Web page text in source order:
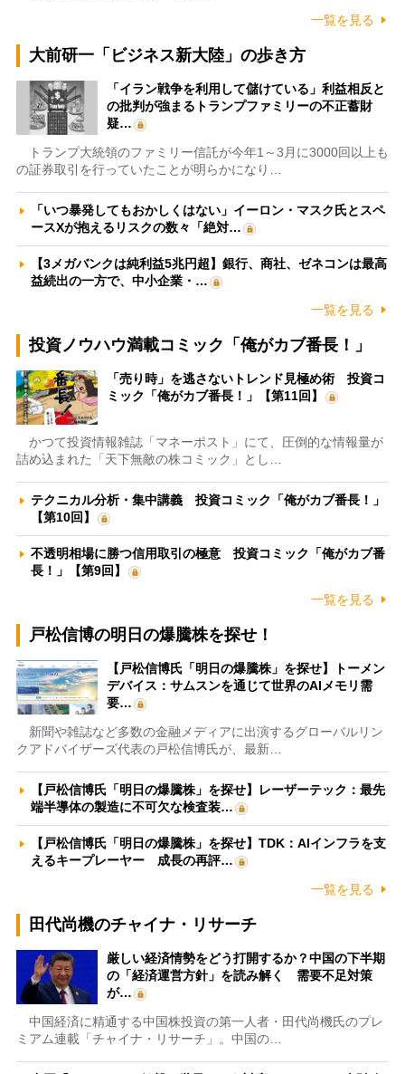
一覧を見る
大前研一「ビジネス新大陸」の歩き方
「イラン戦争を利用して儲けている」利益相反と
の批判が強まるトランプファミリーの不正蓄財
疑…
トランプ大統領のファミリー信託が今年1～3月に3000回以上も
の証券取引を行っていたことが明らかになり…
「いつ暴発してもおかしくはない」イーロン・マスク氏とスペ
ースXが抱えるリスクの数々「絶対…
【3メガバンクは純利益5兆円超】銀行、商社、ゼネコンは最高
益続出の一方で、中小企業・…
一覧を見る
投資ノウハウ満載コミック「俺がカブ番長！」
「売り時」を逃さないトレンド見極め術 投資コ
ミック「俺がカブ番長！」【第11回】
かつて投資情報雑誌「マネーポスト」にて、圧倒的な情報量が
詰め込まれた「天下無敵の株コミック」とし…
テクニカル分析・集中講義 投資コミック「俺がカブ番長！」
【第10回】
不透明相場に勝つ信用取引の極意 投資コミック「俺がカブ番
長！」【第9回】
一覧を見る
戸松信博の明日の爆騰株を探せ！
【戸松信博氏「明日の爆騰株」を探せ】トーメン
デバイス：サムスンを通じて世界のAIメモリ需
要…
新聞や雑誌など多数の金融メディアに出演するグローバルリン
クアドバイザーズ代表の戸松信博氏が、最新…
【戸松信博氏「明日の爆騰株」を探せ】レーザーテック：最先
端半導体の製造に不可欠な検査装…
【戸松信博氏「明日の爆騰株」を探せ】TDK：AIインフラを支
えるキープレーヤー 成長の再評…
一覧を見る
田代尚機のチャイナ・リサーチ
厳しい経済情勢をどう打開するか？中国の下半期
の「経済運営方針」を読み解く 需要不足対策
が…
中国経済に精通する中国株投資の第一人者・田代尚機氏のプレ
ミアム連載「チャイナ・リサーチ」。中国の…